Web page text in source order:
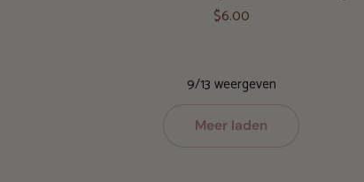
$6.00
9/13 weergeven
Meer laden